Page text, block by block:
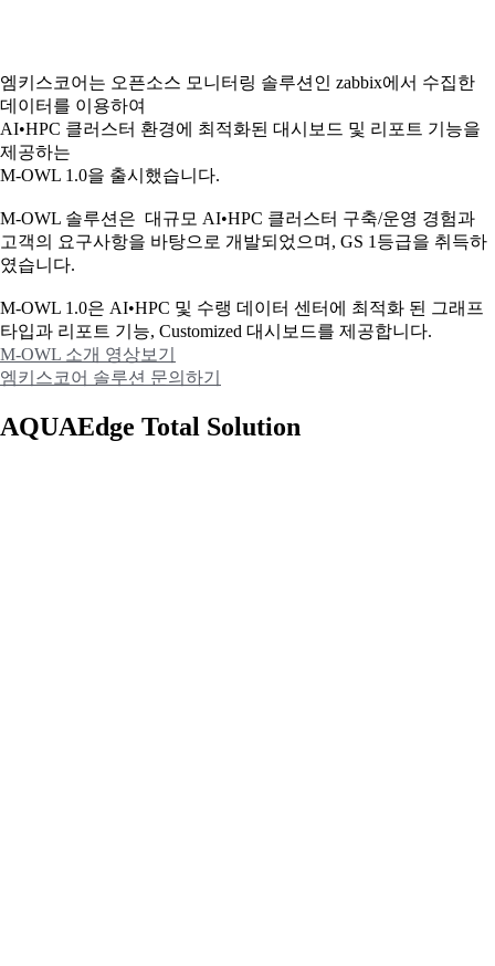
엠키스코어는 오픈소스 모니터링 솔루션인 zabbix에서 수집한
데이터를 이용하여
AI•HPC 클러스터 환경에 최적화된 대시보드 및 리포트 기능을
제공하는
M-OWL 1.0을 출시했습니다.
M-OWL 솔루션은 대규모 AI•HPC 클러스터 구축/운영 경험과
고객의 요구사항을 바탕으로 개발되었으며, GS 1등급을 취득하
였습니다.
M-OWL 1.0은 AI•HPC 및 수랭 데이터 센터에 최적화 된 그래프
타입과 리포트 기능, Customized 대시보드를 제공합니다.
M-OWL 소개 영상보기
엠키스코어 솔루션 문의하기
AQUAEdge Total Solution